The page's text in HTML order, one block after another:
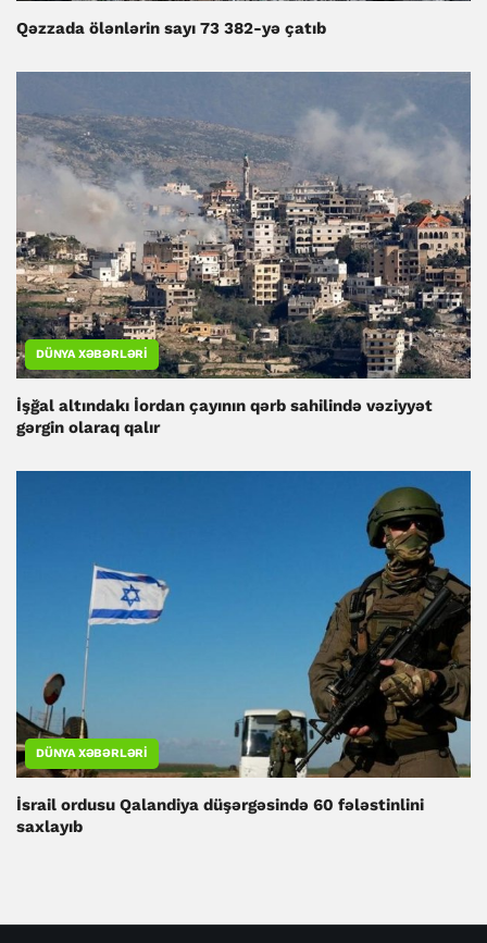
Qəzzada ölənlərin sayı 73 382-yə çatıb
DÜNYA XƏBƏRLƏRI
İşğal altındakı İordan çayının qərb sahilində vəziyyət
gərgin olaraq qalır
DÜNYA XƏBƏRLƏRI
İsrail ordusu Qalandiya düşərgəsində 60 fələstinlini
saxlayıb